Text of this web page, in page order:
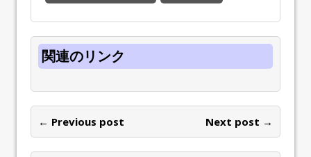
関連のリンク
← Previous post Next post →